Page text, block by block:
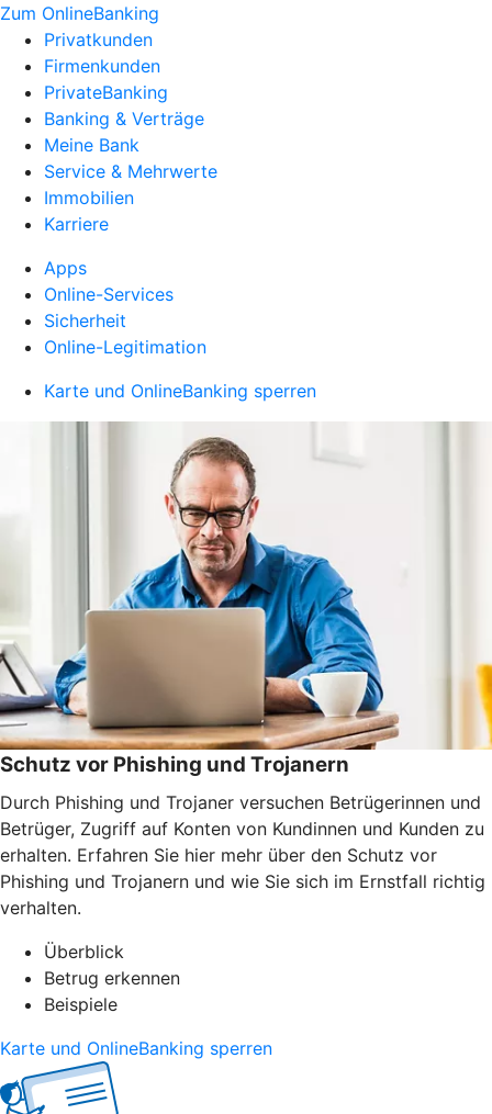
Zum OnlineBanking
Privatkunden
Firmenkunden
PrivateBanking
Banking & Verträge
Meine Bank
Service & Mehrwerte
Immobilien
Karriere
Apps
Online-Services
Sicherheit
Online-Legitimation
Karte und OnlineBanking sperren
Schutz vor Phishing und Trojanern
Durch Phishing und Trojaner versuchen Betrügerinnen und
Betrüger, Zugriff auf Konten von Kundinnen und Kunden zu
erhalten. Erfahren Sie hier mehr über den Schutz vor
Phishing und Trojanern und wie Sie sich im Ernstfall richtig
verhalten.
Überblick
Betrug erkennen
Beispiele
Karte und OnlineBanking sperren